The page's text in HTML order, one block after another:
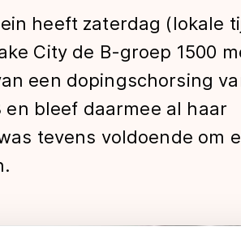
heeft zaterdag (lokale
City de B-groep 1500
een dopingschorsing
en bleef daarmee al haar
tevens voldoende om